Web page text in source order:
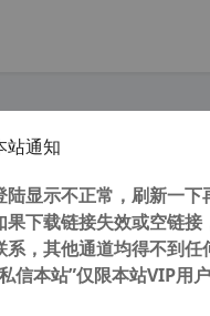
家汉化 Tenorshare ReiBoot
请注明： 转载自
上的访问高...
站通知
陆显示不正常，刷新一下
果下载链接失效或空链接
系，其他通道均得不到
信本站”仅限本站VIP用